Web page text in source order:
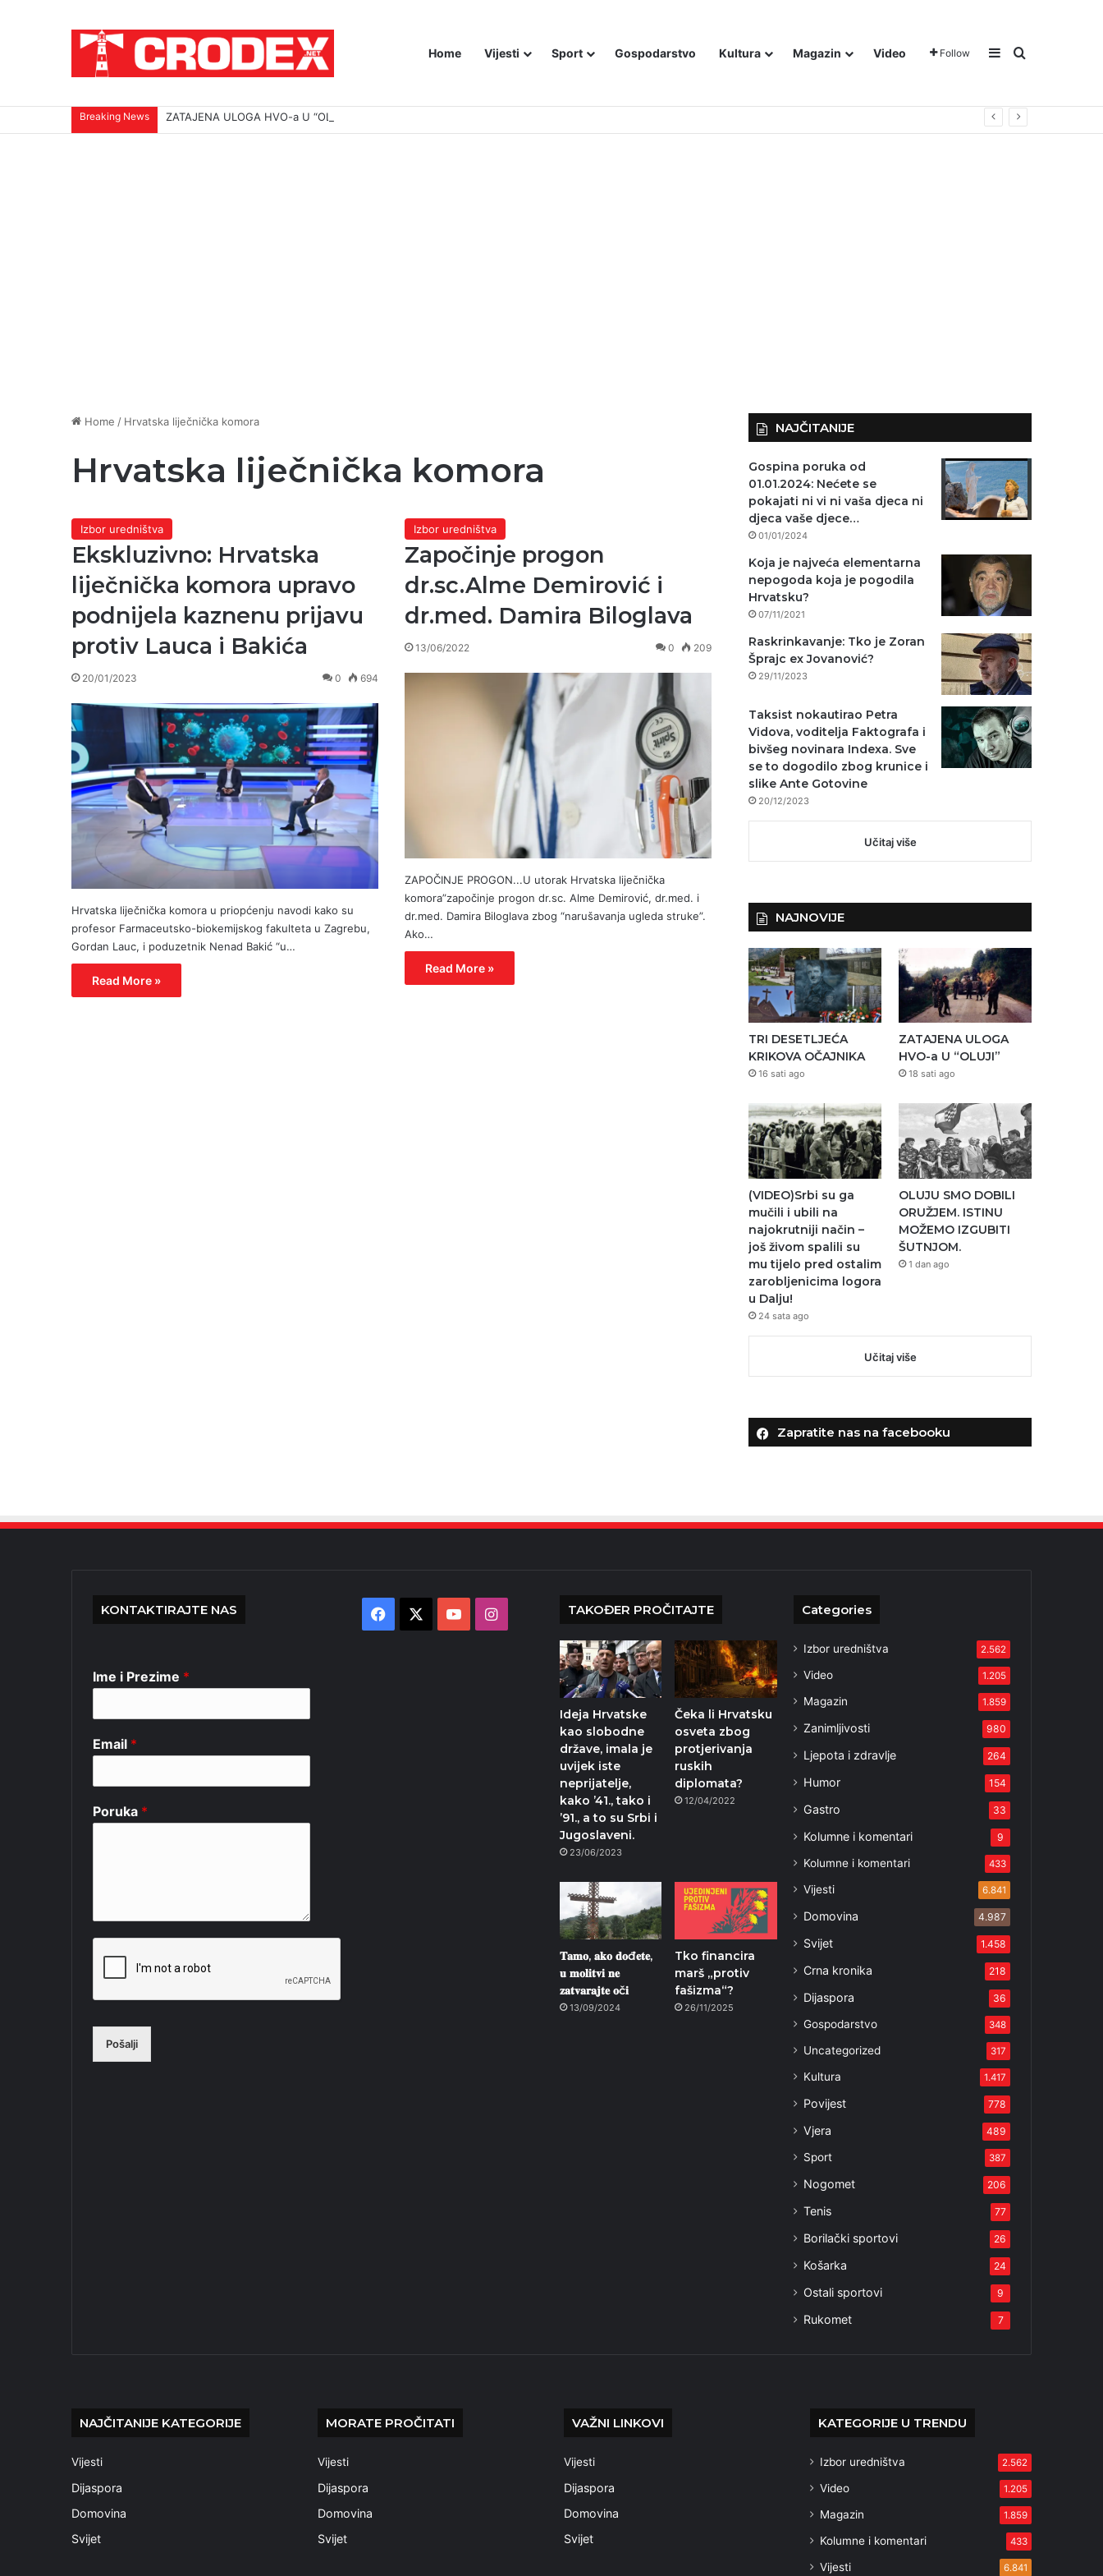
Home Vijesti Sport Gospodarstvo Kultura Magazin Video Follow Sidebar
Traži
Breaking News ZATAJENA ULOGA HVO-a U “OLUJI”
Home / Hrvatska liječnička komora
Hrvatska liječnička komora
Izbor uredništva
Ekskluzivno: Hrvatska
liječnička komora upravo
podnijela kaznenu prijavu
protiv Lauca i Bakića
20/01/2023 0 694
Hrvatska liječnička komora u priopćenju navodi kako su
profesor Farmaceutsko-biokemijskog fakulteta u Zagrebu,
Gordan Lauc, i poduzetnik Nenad Bakić “u…
Read More »
Izbor uredništva
Započinje progon
dr.sc.Alme Demirović i
dr.med. Damira Biloglava
13/06/2022 0 209
ZAPOČINJE PROGON...U utorak Hrvatska liječnička
komora”započinje progon dr.sc. Alme Demirović, dr.med. i
dr.med. Damira Biloglava zbog “narušavanja ugleda struke”.
Ako…
Read More »
NAJČITANIJE
Gospina poruka od
01.01.2024: Nećete se
pokajati ni vi ni vaša djeca ni
djeca vaše djece…
01/01/2024
Koja je najveća elementarna
nepogoda koja je pogodila
Hrvatsku?
07/11/2021
Raskrinkavanje: Tko je Zoran
Šprajc ex Jovanović?
29/11/2023
Taksist nokautirao Petra
Vidova, voditelja Faktografa i
bivšeg novinara Indexa. Sve
se to dogodilo zbog krunice i
slike Ante Gotovine
20/12/2023
Učitaj više
NAJNOVIJE
TRI DESETLJEĆA
KRIKOVA OČAJNIKA
16 sati ago
ZATAJENA ULOGA
HVO-a U “OLUJI”
18 sati ago
(VIDEO)Srbi su ga
mučili i ubili na
najokrutniji način –
još živom spalili su
mu tijelo pred ostalim
zarobljenicima logora
u Dalju!
24 sata ago
OLUJU SMO DOBILI
ORUŽJEM. ISTINU
MOŽEMO IZGUBITI
ŠUTNJOM.
1 dan ago
Učitaj više
Zapratite nas na facebooku
KONTAKTIRAJTE NAS
Ime i Prezime *
Email *
Poruka *
Pošalji
Facebook YouTubeInstagram TAKOĐER PROČITAJTE
Ideja Hrvatske
kao slobodne
države, imala je
uvijek iste
neprijatelje,
kako ’41., tako i
’91., a to su Srbi i
Jugoslaveni.
23/06/2023
Čeka li Hrvatsku
osveta zbog
protjerivanja
ruskih
diplomata?
12/04/2022
𝐓𝐚𝐦𝐨, 𝐚𝐤𝐨 𝐝𝐨đ𝐞𝐭𝐞,
𝐮 𝐦𝐨𝐥𝐢𝐭𝐯𝐢 𝐧𝐞
𝐳𝐚𝐭𝐯𝐚𝐫𝐚𝐣𝐭𝐞 𝐨č𝐢
13/09/2024
Tko financira
marš „protiv
fašizma“?
26/11/2025
Categories
Izbor uredništva 2.562
Video 1.205
Magazin 1.859
Zanimljivosti 980
Ljepota i zdravlje 264
Humor 154
Gastro 33
Kolumne i komentari 9
Kolumne i komentari 433
Vijesti 6.841
Domovina 4.987
Svijet 1.458
Crna kronika 218
Dijaspora 36
Gospodarstvo 348
Uncategorized 317
Kultura 1.417
Povijest 778
Vjera 489
Sport 387
Nogomet 206
Tenis 77
Borilački sportovi 26
Košarka 24
Ostali sportovi 9
Rukomet 7
NAJČITANIJE KATEGORIJE
Vijesti
Dijaspora
Domovina
Svijet
MORATE PROČITATI
Vijesti
Dijaspora
Domovina
Svijet
VAŽNI LINKOVI
Vijesti
Dijaspora
Domovina
Svijet
KATEGORIJE U TRENDU
Izbor uredništva 2.562
Video 1.205
Magazin 1.859
Kolumne i komentari 433
Vijesti 6.841